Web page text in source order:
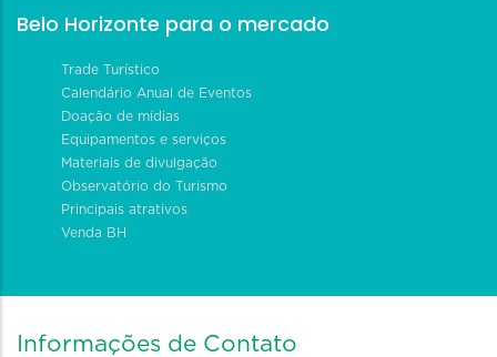
Belo Horizonte para o mercado
Trade Turístico
Calendário Anual de Eventos
Doação de mídias
Equipamentos e serviços
Materiais de divulgação
Observatório do Turismo
Principais atrativos
Venda BH
Informações de Contato